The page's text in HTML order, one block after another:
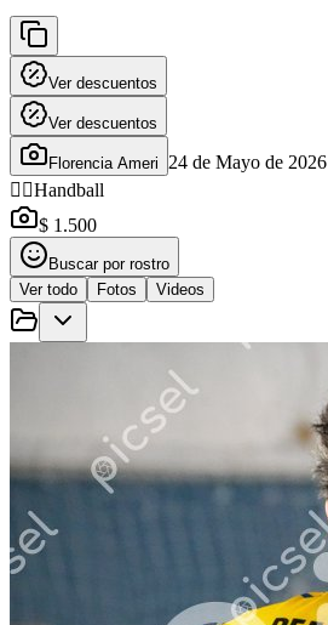
Ver descuentos
Ver descuentos
Florencia Ameri
24 de Mayo de 2026
🤾‍♂️Handball
$ 1.500
Buscar por rostro
Ver todo
Fotos Videos